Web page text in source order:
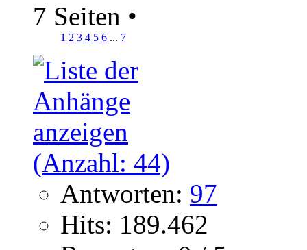
7 Seiten •
1 2 3 4 5 6 ... 7
Antworten: 97
Hits: 189.462